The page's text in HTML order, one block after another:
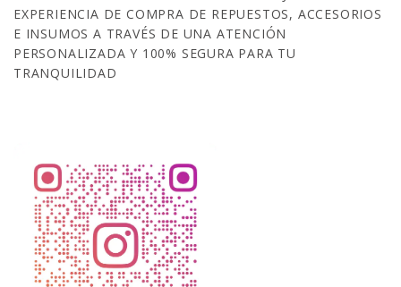
EXPERIENCIA DE COMPRA DE REPUESTOS, ACCESORIOS
E INSUMOS A TRAVÉS DE UNA ATENCIÓN
PERSONALIZADA Y 100% SEGURA PARA TU
TRANQUILIDAD